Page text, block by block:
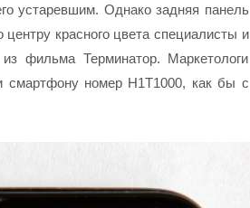
устаревшим. Однако задняя панель
красного цвета специалисты и
фильма Терминатор. Маркетологи
смартфону номер H1T1000, как бы с